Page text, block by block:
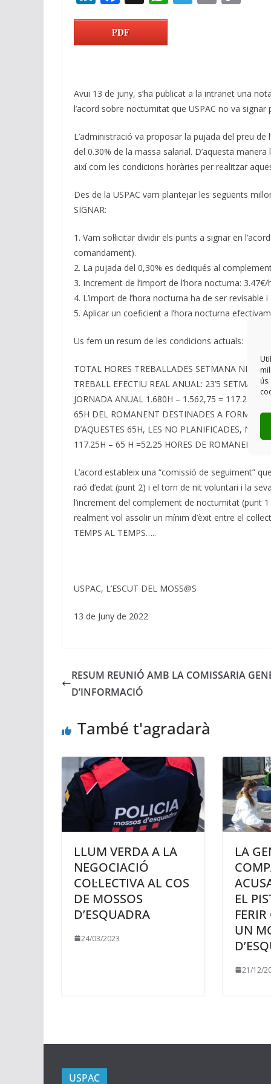
n
k
e
n
ac
e
b
o
k
p
p
m n
k
PDF
Avui 13 de juny, s’ha publicat a la intranet una
l’acord sobre nocturnitat que USPAC no va signar
L’administració va proposar la pujada del preu de
del 0.30% de la massa salarial. D’aquesta
així com les condicions horàries per realitzar
Des de la USPAC vam plantejar les següents
SIGNAR:
1. Vam sol·licitar dividir els punts a signar en
comandament).
2. La pujada del 0,30% es dediqués al
3. Increment de l’import de l’hora nocturna: 3.47€/
4. L’import de l’hora nocturna ha de ser
5. Aplicar un coeficient a l’hora nocturna
Us fem un resum de les condicions actuals:
TOTAL HORES TREBALLADES SETMANA NITS:
TREBALL EFECTIU REAL ANUAL: 23’5
JORNADA ANUAL 1.680H – 1.562,75 = 117.25H
65H DEL ROMANENT DESTINADES A
D’AQUESTES 65H, LES NO PLANIFICADES, NO
117.25H – 65 H =52.25 HORES DE ROMANENT
L’acord estableix una “comissió de seguiment”
raó d’edat (punt 2) i el torn de nit voluntari i la
l’increment del complement de nocturnitat (punt
realment vol assolir un mínim d’èxit entre el
TEMPS AL TEMPS…..
USPAC, L’ESCUT DEL MOSS@S
13 de Juny de 2022
RESUM REUNIÓ AMB LA COMISSARIA
D’INFORMACIÓ
També t'agradarà
LLUM VERDA A LA
NEGOCIACIÓ
COL·LECTIVA AL COS
DE MOSSOS
D’ESQUADRA
24/03/2023
LA
EL
UN
21/12/
USPAC